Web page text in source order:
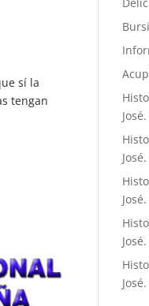
sí la
tengan